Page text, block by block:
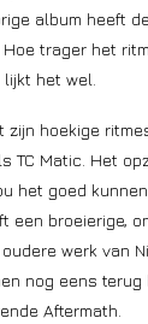
album heeft
trager het
het wel.
zijn hoekige
TC Matic. Het
het goed
een broeierige,
werk van
nog eens
Aftermath.